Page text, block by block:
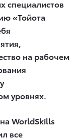
специалистов
«Тойота
на рабочем
уровнях.
WorldSkills
все